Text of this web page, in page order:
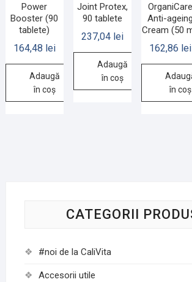
Power
Booster (90
tablete)
164,48 lei
Adaugă
în coș
Joint Protex,
90 tablete
237,04 lei
Adaugă
în coș
OrganiCare
Anti-ageing
Cream (50
162,86 lei
în coș
CATEGORII
#noi de la CaliVita
Accesorii utile